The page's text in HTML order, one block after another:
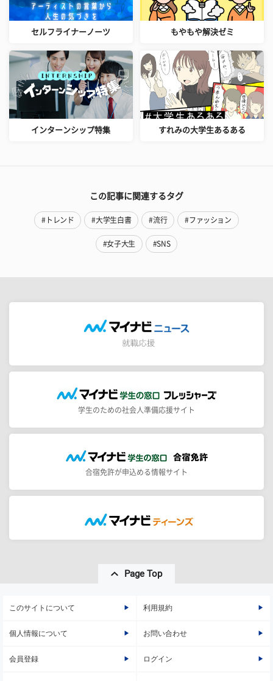
セルフライナーノーツ もやもや解決ゼミ
インターンシップ特集 すれみの大学生あるある
この記事に関連するタグ
#トレンド #大学生白書 #流行 #ファッション
#女子大生 #SNS
学生のための社会人準備応援サイト
合宿免許が申込める情報サイト
Page Top
このサイトについて 利用規約
個人情報について お問い合わせ
会員登録 ログイン